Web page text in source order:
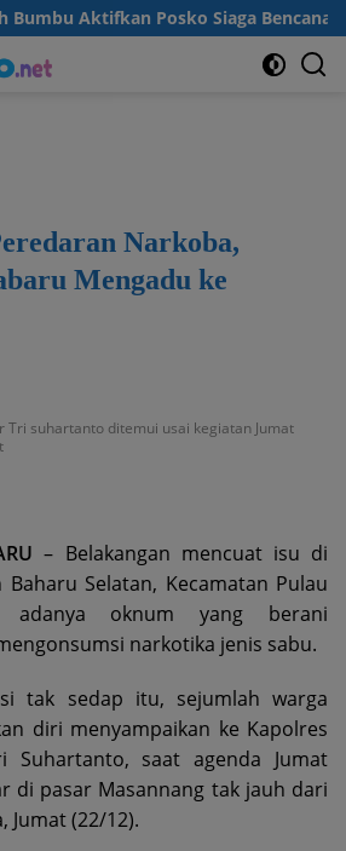
Aktifkan Posko Siaga Bencana Lintas
Narkoba,
Mengadu ke
Tri suhartanto ditemui usai kegiatan Jumat
– Belakangan mencuat isu di
Baharu Selatan, Kecamatan Pulau
adanya oknum yang berani
narkotika jenis sabu.
tak sedap itu, sejumlah warga
diri menyampaikan ke Kapolres
Suhartanto, saat agenda Jumat
di pasar Masannang tak jauh dari
Jumat (22/12).